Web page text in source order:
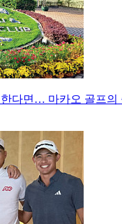
한다면… 마카오 골프의